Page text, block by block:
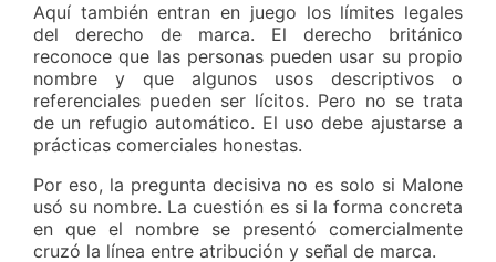
Aquí también entran en juego los límites legales
del derecho de marca. El derecho británico
reconoce que las personas pueden usar su propio
nombre y que algunos usos descriptivos o
referenciales pueden ser lícitos. Pero no se trata
de un refugio automático. El uso debe ajustarse a
prácticas comerciales honestas.
Por eso, la pregunta decisiva no es solo si Malone
usó su nombre. La cuestión es si la forma concreta
en que el nombre se presentó comercialmente
cruzó la línea entre atribución y señal de marca.